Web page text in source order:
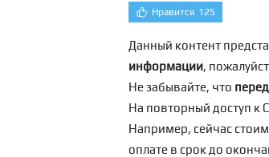
Нравится 125
Данный контент
информации,
Не забывайте, что
На повторный доступ к
Например, сейчас
оплате в срок до